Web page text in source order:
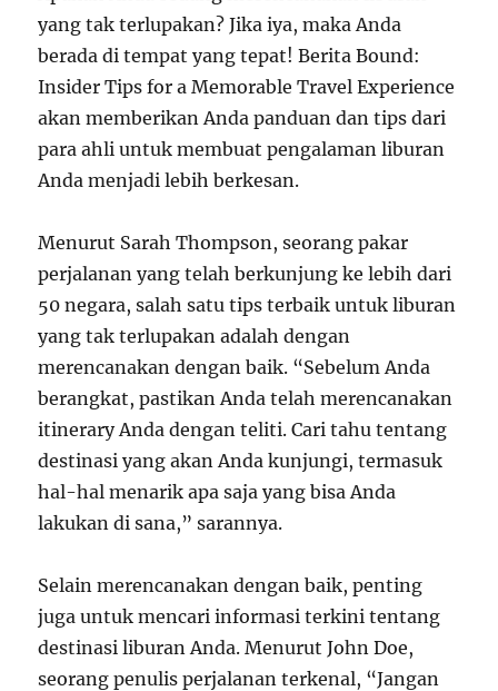
yang tak terlupakan? Jika iya, maka Anda
berada di tempat yang tepat! Berita Bound:
Insider Tips for a Memorable Travel Experience
akan memberikan Anda panduan dan tips dari
para ahli untuk membuat pengalaman liburan
Anda menjadi lebih berkesan.
Menurut Sarah Thompson, seorang pakar
perjalanan yang telah berkunjung ke lebih dari
50 negara, salah satu tips terbaik untuk liburan
yang tak terlupakan adalah dengan
merencanakan dengan baik. “Sebelum Anda
berangkat, pastikan Anda telah merencanakan
itinerary Anda dengan teliti. Cari tahu tentang
destinasi yang akan Anda kunjungi, termasuk
hal-hal menarik apa saja yang bisa Anda
lakukan di sana,” sarannya.
Selain merencanakan dengan baik, penting
juga untuk mencari informasi terkini tentang
destinasi liburan Anda. Menurut John Doe,
seorang penulis perjalanan terkenal, “Jangan